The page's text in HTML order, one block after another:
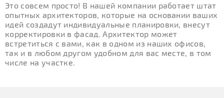
Это совсем просто! В нашей компании работает штат
опытных архитекторов, которые на основании ваших
идей создадут индивидуальные планировки, внесут
корректировки в фасад. Архитектор может
встретиться с вами, как в одном из наших офисов,
так и в любом другом удобном для вас месте, в том
числе на участке.